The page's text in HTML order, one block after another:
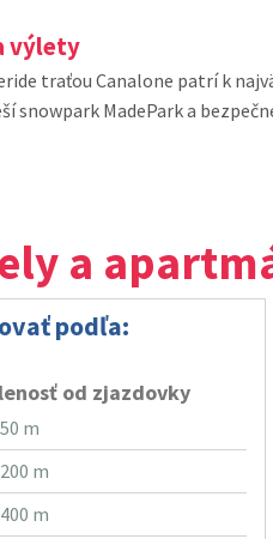
výlety
traťou Canalone patrí k
snowpark MadePark a
a
podľa:
od zjazdovky
m
m
m